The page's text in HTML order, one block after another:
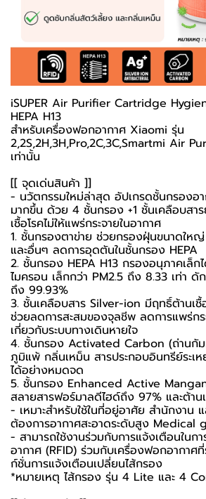
iSUPER Air Purifier Cartridge
HEPA H13
สำหรับเครื่องฟอกอากาศ Xiaomi รุ่น
2,2S,2H,3H,Pro,2C,3C,Smartmi Air
เท่านั้น
[[ จุดเด่นสินค้า ]]
- นวัตกรรมใหม่ล่าสุด อัปเกรดชั้นกรองอ
มากขึ้น ด้วย 4 ชั้นกรอง +1 ชั้นเคลือบสา
เชื้อโรคไม่ให้แพร่กระจายในอากาศ
1. ชั้นกรองตาข่าย ช่วยกรองฝุ่นขนาดให
และอื่นๆ ลดการอุดตันในชั้นกรอง HEPA
2. ชั้นกรอง HEPA H13 กรองอนุภาคเล็ก
ไมครอน เล็กกว่า PM2.5 ถึง 8.33 เท่า ดั
ถึง 99.93%
3. ชั้นเคลือบสาร Silver-ion มีฤทธิ์ต้านเชื้
ช่วยลดการสะสมของจุลชีพ ลดการแพร่กร
เกี่ยวกับระบบทางเดินหายใจ
4. ชั้นกรอง Activated Carbon (ถ่านกั
ภูมิแพ้ กลิ่นเหม็น สารประกอบอินทรีย์ระเ
ได้อย่างหมดจด
5. ชั้นกรอง Enhanced Active
สลายสารฟอร์มาลดีไฮด์ถึง 97% และต้าน
- เหมาะสำหรับใช้ในที่อยู่อาศัย สำนักงาน
ต้องการอากาศสะอาดระดับสูง Medical
- สามารถใช้งานร่วมกับการแจ้งเตือนในก
อากาศ (RFID) ร่วมกับเครื่องฟอกอากาศ
ก์ชั่นการแจ้งเตือนเปลี่ยนไส้กรอง
*หมายเหตุ ไส้กรอง รุ่น 4 Lite และ 4